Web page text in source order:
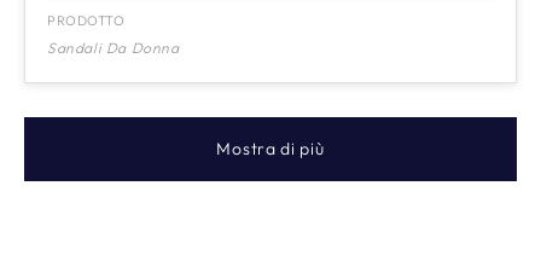
PRODOTTO
Sandali Da Donna
Mostra di più